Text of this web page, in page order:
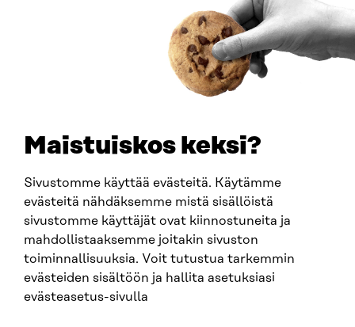
Maistuiskos keksi?
Sivustomme käyttää evästeitä. Käytämme
evästeitä nähdäksemme mistä sisällöistä
sivustomme käyttäjät ovat kiinnostuneita ja
mahdollistaaksemme joitakin sivuston
toiminnallisuuksia. Voit tutustua tarkemmin
evästeiden sisältöön ja hallita asetuksiasi
evästeasetus-sivulla
SITRA SOSIAALISESSA MEDIASSA
LinkedIn
Instagram
YouTube